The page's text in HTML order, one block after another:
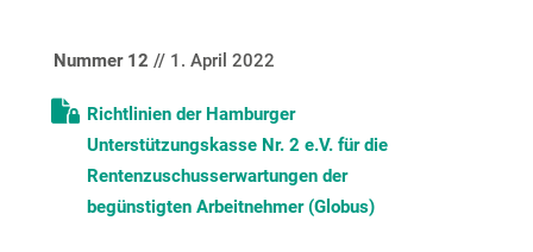
Nummer 12 // 1. April 2022
Richtlinien der Hamburger
Unterstützungskasse Nr. 2 e.V. für die
Rentenzuschusserwartungen der
begünstigten Arbeitnehmer (Globus)